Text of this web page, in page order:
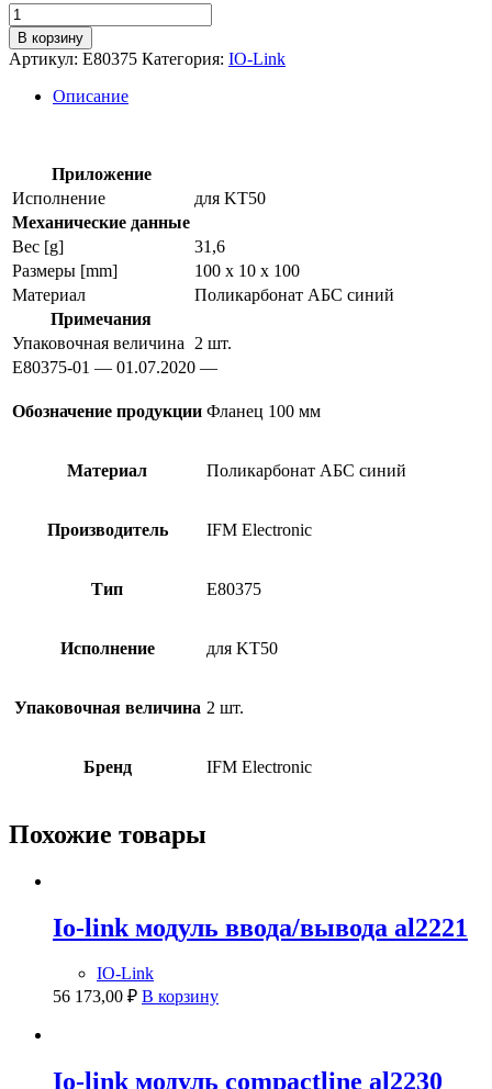
Количество
товара
Цветной
фланец
датчиков
В корзину
Артикул: E80375 Категория: IO-Link
Описание
Приложение
Исполнение
для KT50
Механические данные
Вес [g]
31,6
Размеры [mm]
100 x 10 x 100
Материал
Поликарбонат АБС синий
Примечания
Упаковочная величина
2 шт.
E80375-01 — 01.07.2020 —
Обозначение продукции Фланец 100 мм
Материал Поликарбонат АБС синий
Производитель IFM Electronic
Тип E80375
Исполнение для KT50
Упаковочная величина 2 шт.
Бренд IFM Electronic
Похожие товары
Io-link модуль ввода/вывода al2221
IO-Link
56 173,00 ₽ В корзину
Io-link модуль compactline al2230